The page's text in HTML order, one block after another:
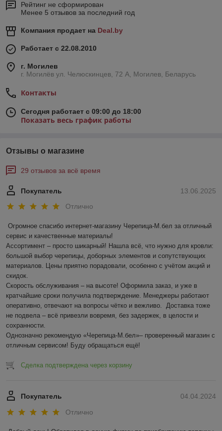
разновидностями и освоим основные принципы монтажа.
Подвесной потолок грильято фото
Потолок грильято: конструкция и
комплектующие для его сборки
сравнить с офисной потолочной конструкцией армстронг. Как
и последний, он представляет собой систему различных по
длине профилей, образующиха сборке решетчатое
основание, которое впоследствии заполняется
потолочная система грильято из следующих элементов.
Стартовый уголок. В его задачи входит обеспечение
главное, красивой пристыковки потолочной системы к
стенам.
Направляющие профили – в системе грильято
друга отличаются исключительно своей длиной. Они
могут быть 2,4м, 1,2м и 0,6м. Из этих профилей
монтируется несущий каркас потолка.
Крепежные элементы. Как правило, установка
грильято предусматривает использование таких
крепежных деталей, как быстроподвес. Он состоит из
трех частей: спица с петлей (крепится к перекрытиям),
спица с крюком (на нее навешивается направляющий
профиль) и специальная пружина, соединяющая эти
две спицы и позволяющая выполнять регулировку
высоты положения профилей. В народе она
называется «бабочка».
Решетчатые панели. Именно они называются
друга как размером ячейки решетки, так и
Вот из таких незатейливых элементов состоит новомодный
потолок грильято. Как видите, конструктивно он мало чем
отличается от армстронга. Если быть конкретным, то лишь
Рейтинг не сформирован
Менее 5 отзывов за последний год
Компания продает на Deal.by
Работает с 22.08.2010
г. Могилев
г. Могилёв ул. Челюскинцев, 72 А, Могилев, Беларусь
Контакты
Сегодня работает с 09:00 до 18:00
Показать весь график работы
Отзывы о магазине
29 отзывов за всё время
13.06.2025
Покупатель
Отлично
Огромное спасибо интернет-магазину Черепица-М.бел за отличный
сервис и качественные материалы!
Ассортимент – просто шикарный! Нашла всё, что нужно для кровли:
большой выбор черепицы, доборных элементов и сопутствующих
материалов. Цены приятно порадовали, особенно с учётом акций и
скидок.
Скорость обслуживания – на высоте! Оформила заказ, и уже в
кратчайшие сроки получила подтверждение. Менеджеры работают
оперативно, отвечают на вопросы чётко и вежливо.  Доставка тоже
не подвела – всё привезли вовремя, без задержек, в целости и
сохранности.
Однозначно рекомендую «Черепица-М.бел»– проверенный магазин с
отличным сервисом! Буду обращаться ещё!
Сделка подтверждена через корзину
04.04.2024
Покупатель
Отлично